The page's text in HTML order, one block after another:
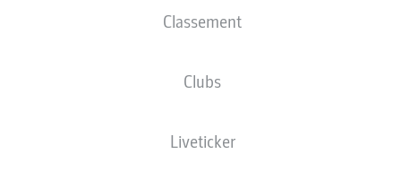
Classement
Clubs
Liveticker
COMPOSITIONS STATISTIQUES
LES ONZE DE DÉPART